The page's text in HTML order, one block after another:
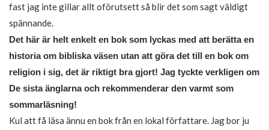
fast jag inte gillar allt oförutsett så blir det som sagt väldigt
spännande.
Det här är helt enkelt en bok som lyckas med att berätta en
historia om bibliska väsen utan att göra det till en bok om
religion i sig, det är riktigt bra gjort! Jag tyckte verkligen om
De sista änglarna och rekommenderar den varmt som
sommarläsning!
Kul att få läsa ännu en bok från en lokal författare. Jag bor ju